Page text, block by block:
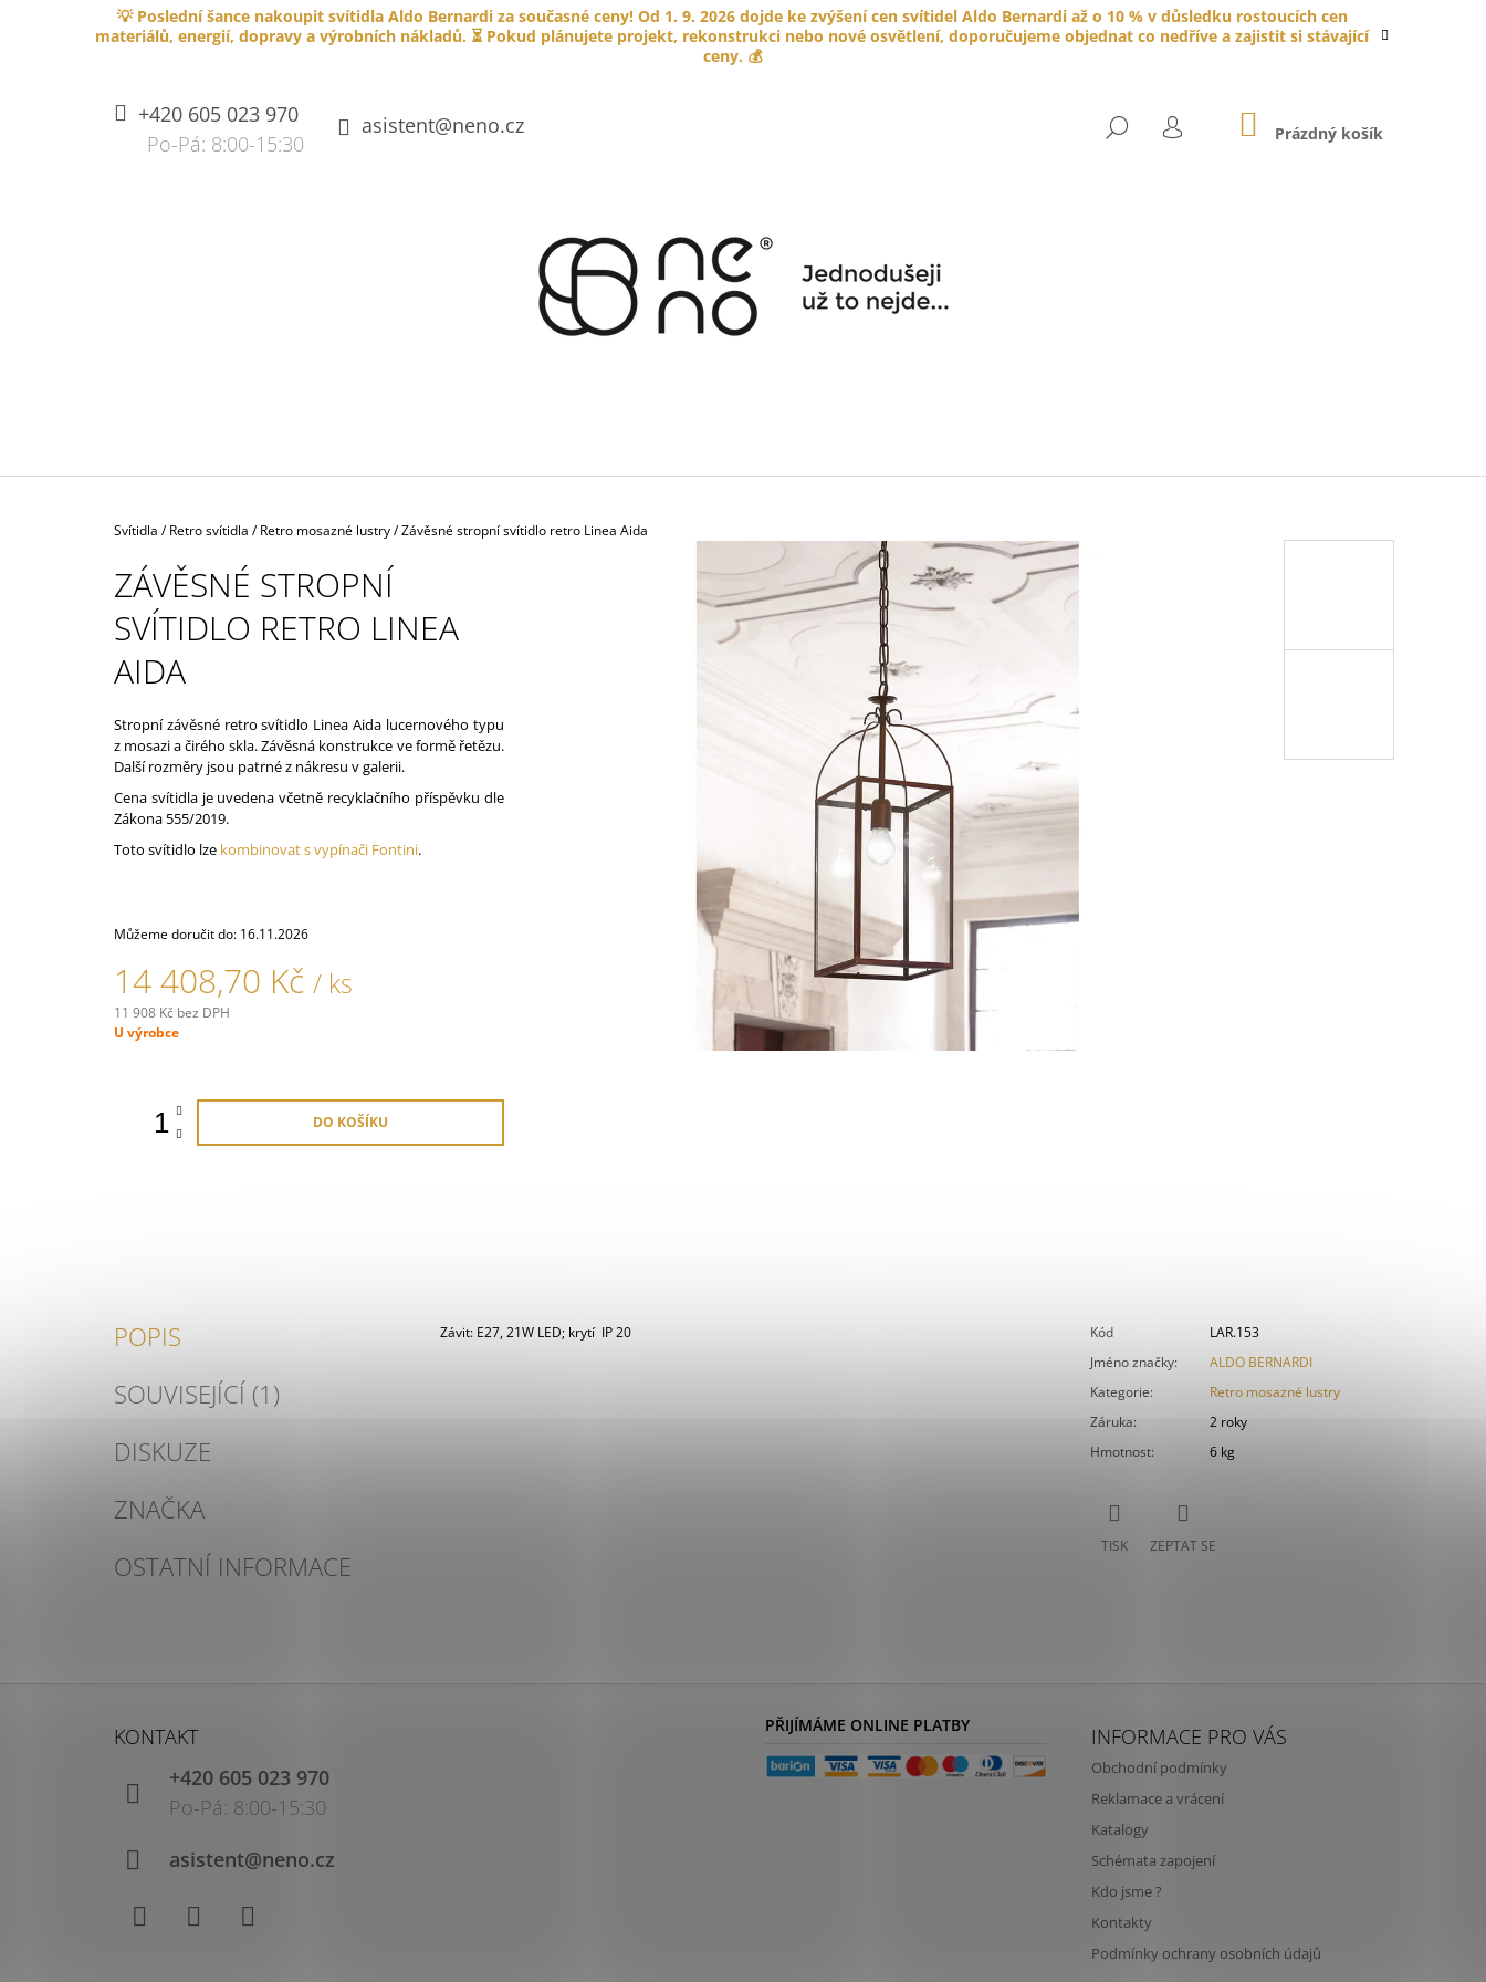
💡 Poslední šance nakoupit svítidla Aldo Bernardi za současné ceny! Od 1. 9. 2026 dojde ke zvýšení cen svítidel Aldo Bernardi až o 10 % v důsledku rostoucích cen
materiálů, energií, dopravy a výrobních nákladů. ⏳ Pokud plánujete projekt, rekonstrukci nebo nové osvětlení, doporučujeme objednat co nedříve a zajistit si stávající
ceny. 💰
+420 605 023 970 asistent@neno.cz HLEDAT
PŘIHLÁŠENÍ
NÁKUPNÍ
KOŠÍK
Prázdný košík
Domů
Svítidla / Retro svítidla / Retro mosazné lustry/Závěsné stropní svítidlo retro Linea Aida
ZÁVĚSNÉ STROPNÍ
SVÍTIDLO RETRO LINEA
AIDA
Stropní závěsné retro svítidlo Linea Aida lucernového typu
z mosazi a čirého skla. Závěsná konstrukce ve formě řetězu.
Další rozměry jsou patrné z nákresu v galerii.
Cena svítidla je uvedena včetně recyklačního příspěvku dle
Zákona 555/2019.
Toto svítidlo lze kombinovat s vypínači Fontini.
Můžeme doručit do: 16.11.2026
14 408,70 Kč / ks
11 908 Kč bez DPH
Měrná
U výrobce
DO KOŠÍKU
POPIS
SOUVISEJÍCÍ (1)
DISKUZE
ZNAČKA
OSTATNÍ INFORMACE
Závit: E27, 21W LED; krytí IP 20 Kód
LAR.153
Jméno značky:
ALDO BERNARDI
Kategorie:
Retro mosazné lustry
Záruka:
2 roky
Hmotnost: 6 kg
TISK ZEPTAT SE
ZPĚT
ZPĚT
CO POTŘEBUJETE NAJÍT?
DOPORUČUJEME
OHNIVZDORNOU IZOLACÍ - HNĚDÝ
COLONIAL
HNĚDÁ
KONTAKT
+420 605 023 970
asistent@neno.cz
PŘIJÍMÁME ONLINE PLATBY INFORMACE PRO VÁS
Obchodní podmínky
Reklamace a vrácení
Katalogy
Schémata zapojení
Kdo jsme ?
Kontakty
Podmínky ochrany osobních údajů